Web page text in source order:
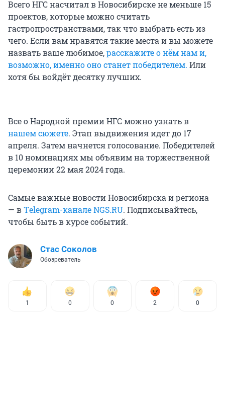
Всего НГС насчитал в Новосибирске не меньше 15
проектов, которые можно считать
гастропространствами, так что выбрать есть из
чего. Если вам нравятся такие места и вы можете
назвать ваше любимое,расскажите о нём нам и,
возможно, именно оно станет победителем. Или
хотя бы войдёт десятку лучших.
Все о Народной премии НГС можно узнать в
нашем сюжете. Этап выдвижения идет до 17
апреля. Затем начнется голосование. Победителей
в 10 номинациях мы объявим на торжественной
церемонии 22 мая 2024 года.
Самые важные новости Новосибирска и региона
— вТelegram-канале NGS.RU. Подписывайтесь,
чтобы быть в курсе событий.
Стас Соколов
Обозреватель
1 0 0 2 0